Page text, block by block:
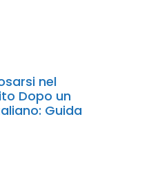
nel
Dopo un
Guida